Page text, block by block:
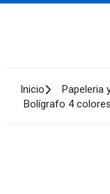
Inicio Papeleria
Bolígrafo 4